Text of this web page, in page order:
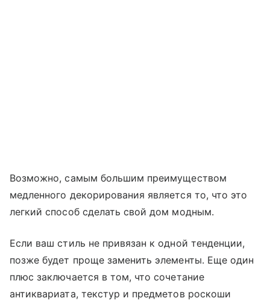
Возможно, самым большим преимуществом
медленного декорирования является то, что это
легкий способ сделать свой дом модным.
Если ваш стиль не привязан к одной тенденции,
позже будет проще заменить элементы. Еще один
плюс заключается в том, что сочетание
антиквариата, текстур и предметов роскоши